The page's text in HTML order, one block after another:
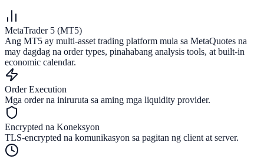
MetaTrader 5 (MT5)
Ang MT5 ay multi-asset trading platform mula sa MetaQuotes na
may dagdag na order types, pinahabang analysis tools, at built-in
economic calendar.
Order Execution
Mga order na iniruruta sa aming mga liquidity provider.
Encrypted na Koneksyon
TLS-encrypted na komunikasyon sa pagitan ng client at server.